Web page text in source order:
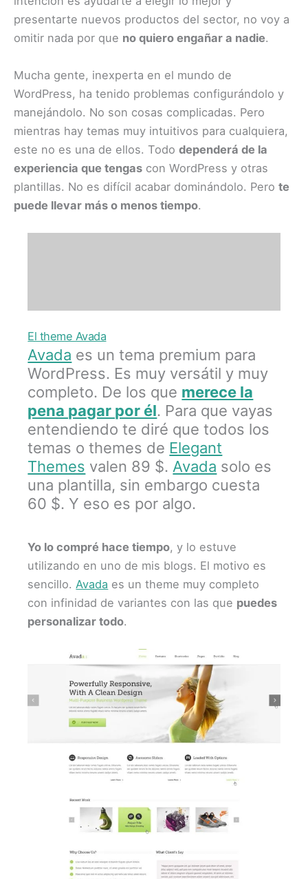
presentarte nuevos productos del sector, no voy a
omitir nada por que no quiero engañar a nadie.​
Mucha gente, inexperta en el mundo de
WordPress, ha tenido problemas configurándolo y
manejándolo.​ No son cosas complicadas. Pero
mientras hay temas muy intuitivos para cualquiera,
este no es una de ellos. Todo dependerá de la
experiencia que tengas con WordPress y otras
plantillas. No es difícil acabar dominándolo. Pero te
puede llevar más o menos tiempo.
El theme Avada
Avada es un tema premium para
WordPress. Es muy versátil y muy
completo. De los que merece la
pena pagar por él. Para que vayas
entendiendo te diré que todos los
temas o themes de Elegant
Themes valen 89 $.Avada solo es
una plantilla, sin embargo cuesta
60 $. Y eso es por algo.
Yo lo compré hace tiempo, y lo estuve
utilizando en uno de mis blogs. El motivo es
sencillo. Avada es un theme muy completo
con infinidad de variantes con las que puedes
personalizar todo.